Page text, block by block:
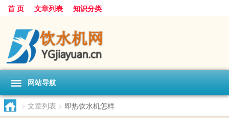
首 页 文章列表 知识分类
网站导航
> 文章列表 > 即热饮水机怎样